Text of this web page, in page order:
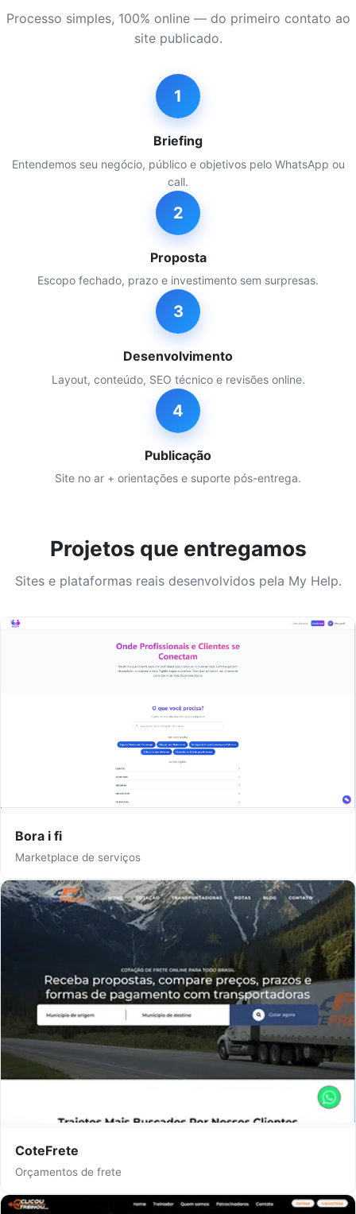
Processo simples, 100% online — do primeiro contato ao
site publicado.
1
Briefing
Entendemos seu negócio, público e objetivos pelo WhatsApp ou
call.
2
Proposta
Escopo fechado, prazo e investimento sem surpresas.
3
Desenvolvimento
Layout, conteúdo, SEO técnico e revisões online.
4
Publicação
Site no ar + orientações e suporte pós-entrega.
Projetos que entregamos
Sites e plataformas reais desenvolvidos pela My Help.
Bora i fi
Marketplace de serviços
CoteFrete
Orçamentos de frete